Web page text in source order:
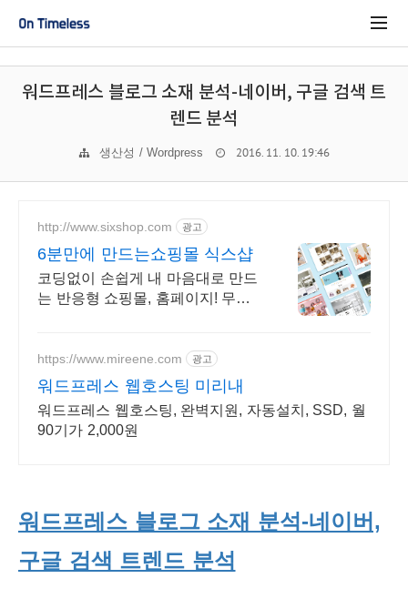
워드프레스 블로그 소재 분석-네이버, 구글 검색 트
렌드 분석
생산성 / Wordpress 2016. 11. 10. 19:46
http://www.sixshop.com 광고
6분만에 만드는쇼핑몰 식스샵
코딩없이 손쉽게 내 마음대로 만드
는 반응형 쇼핑몰, 홈페이지! 무료
https://www.mireene.com 광고
워드프레스 웹호스팅 미리내
워드프레스 웹호스팅, 완벽지원, 자동설치, SSD, 월
90기가 2,000원
워드프레스 블로그 소재 분석-네이버,
구글 검색 트렌드 분석